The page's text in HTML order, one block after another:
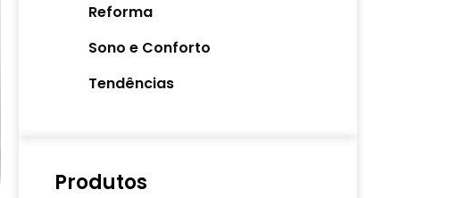
Reforma
Sono e Conforto
Tendências
Produtos